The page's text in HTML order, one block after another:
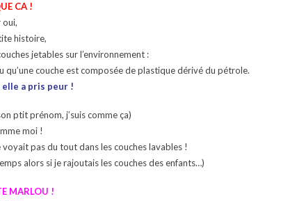
CA !
oui,
histoire,
jetables sur l’environnement :
couche est composée de plastique dérivé du pétrole.
elle a pris peur !
ptit prénom, j’suis comme ça)
moi !
voyait pas du tout dans les couches lavables !
alors si je rajoutais les couches des enfants…)
MARLOU !